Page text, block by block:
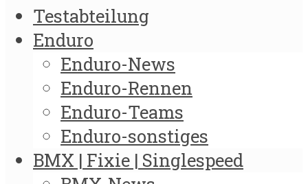
Testabteilung
Enduro
Enduro-News
Enduro-Rennen
Enduro-Teams
Enduro-sonstiges
BMX | Fixie | Singlespeed